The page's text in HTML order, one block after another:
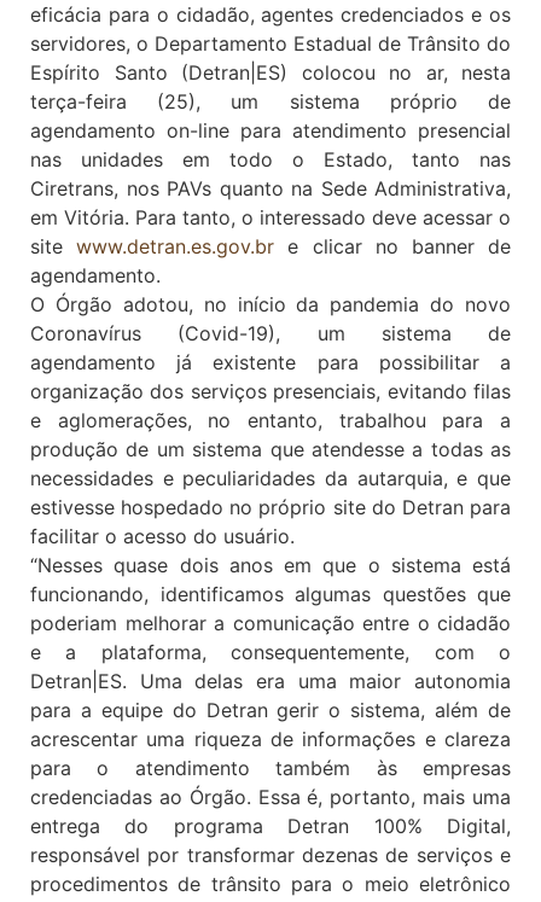
eficácia para o cidadão, agentes credenciados e os
servidores, o Departamento Estadual de Trânsito do
Espírito Santo (Detran|ES) colocou no ar, nesta
terça-feira (25), um sistema próprio de
agendamento on-line para atendimento presencial
nas unidades em todo o Estado, tanto nas
Ciretrans, nos PAVs quanto na Sede Administrativa,
em Vitória. Para tanto, o interessado deve acessar o
sitewww.detran.es.gov.br e clicar no banner de
agendamento.
O Órgão adotou, no início da pandemia do novo
Coronavírus (Covid-19), um sistema de
agendamento já existente para possibilitar a
organização dos serviços presenciais, evitando filas
e aglomerações, no entanto, trabalhou para a
produção de um sistema que atendesse a todas as
necessidades e peculiaridades da autarquia, e que
estivesse hospedado no próprio site do Detran para
facilitar o acesso do usuário.
“Nesses quase dois anos em que o sistema está
funcionando, identificamos algumas questões que
poderiam melhorar a comunicação entre o cidadão
e a plataforma, consequentemente, com o
Detran|ES. Uma delas era uma maior autonomia
para a equipe do Detran gerir o sistema, além de
acrescentar uma riqueza de informações e clareza
para o atendimento também às empresas
credenciadas ao Órgão. Essa é, portanto, mais uma
entrega do programa Detran 100% Digital,
responsável por transformar dezenas de serviços e
procedimentos de trânsito para o meio eletrônico